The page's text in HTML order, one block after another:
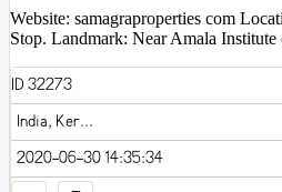
Website: samagraproperties com
Stop. Landmark: Near Amala
ID 32273
India, Ker...
2020-06-30 14:35:34